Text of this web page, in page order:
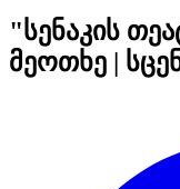
"სენაკის
მეოთხე |